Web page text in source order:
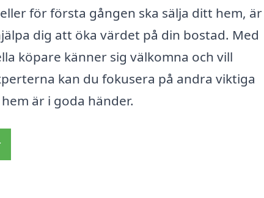
för första gången ska sälja ditt hem, är
dig att öka värdet på din bostad. Med
köpare känner sig välkomna och vill
kan du fokusera på andra viktiga
är i goda händer.